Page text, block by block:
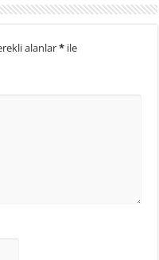
alanlar* ile